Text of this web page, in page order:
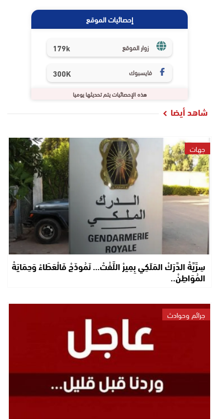
إحصائيات الموقع
زوار الموقع 179k
فايسبوك 300K
هذه الإحصائيات يتم تحديثها يوميا
شاهد أيضا
جهات
سِرِّيَّةْ الدَّرَكْ المَلَكِي بِمِيرْ اللِّفْتْ… نَمُوذَجْ فَالْعَطَاءْ وَحِمَايَةْ
المُوَاطِنْ..
جرائم وحوادث